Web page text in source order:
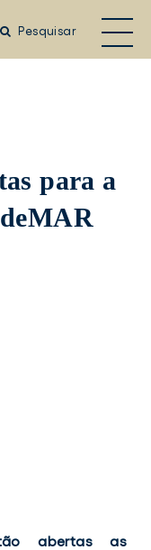
Pesquisar
para a
abertas as